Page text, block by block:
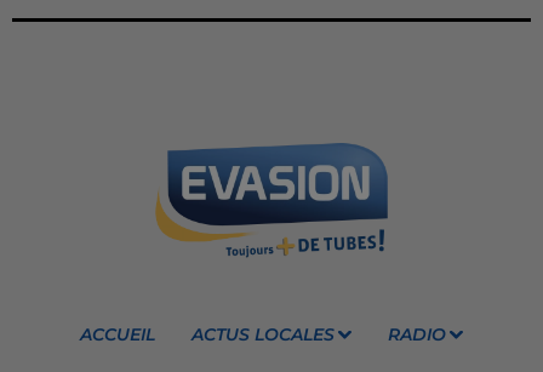
ACCUEIL ACTUS LOCALES RADIO